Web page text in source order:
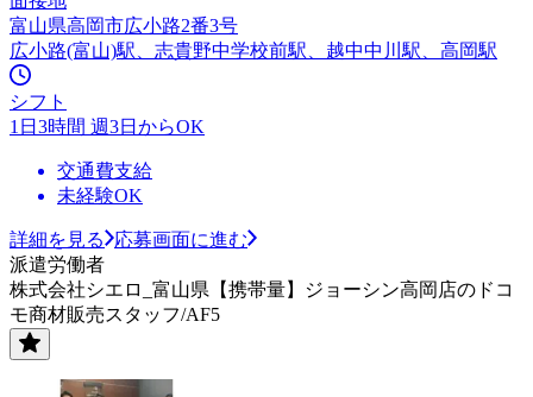
富山県高岡市広小路2番3号
広小路(富山)駅、志貴野中学校前駅、越中中川駅、高岡駅
シフト
1日3時間 週3日からOK
交通費支給
未経験OK
詳細を見る
応募画面に進む
派遣労働者
株式会社シエロ_富山県【携帯量】ジョーシン高岡店のドコ
モ商材販売スタッフ/AF5